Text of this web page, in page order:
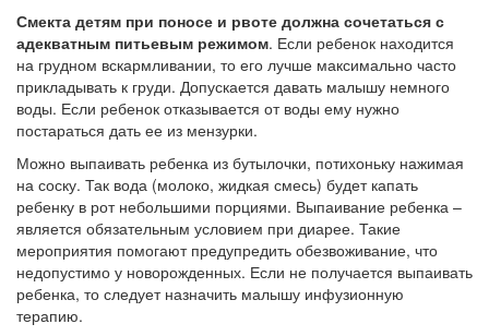
Смекта детям при поносе и рвоте должна сочетаться с
адекватным питьевым режимом. Если ребенок находится
на грудном вскармливании, то его лучше максимально часто
прикладывать к груди. Допускается давать малышу немного
воды. Если ребенок отказывается от воды ему нужно
постараться дать ее из мензурки.
Можно выпаивать ребенка из бутылочки, потихоньку нажимая
на соску. Так вода (молоко, жидкая смесь) будет капать
ребенку в рот небольшими порциями. Выпаивание ребенка –
является обязательным условием при диарее. Такие
мероприятия помогают предупредить обезвоживание, что
недопустимо у новорожденных. Если не получается выпаивать
ребенка, то следует назначить малышу инфузионную
терапию.